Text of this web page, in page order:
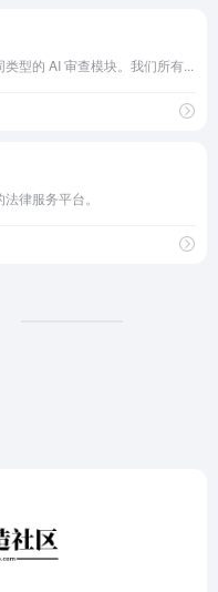
型的 AI 审查模块。我们所有...
律服务平台。